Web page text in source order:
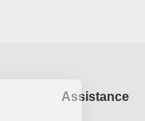
Assistance